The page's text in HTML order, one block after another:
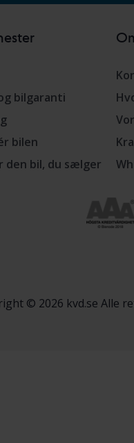
bilgaranti
bilen
den bil, du sælger
© 2026 kvd.se Alle